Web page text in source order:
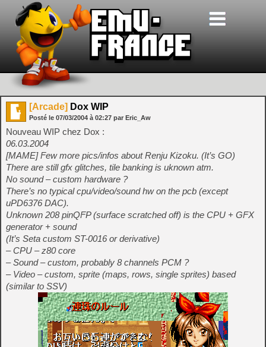
[Arcade] Dox WIP
Posté le 07/03/2004 à 02:27 par Eric_Aw
Nouveau WIP chez Dox :
06.03.2004
[MAME] Few more pics/infos about Renju Kizoku. (It’s GO)
There are still gfx glitches, tile banking is uknown atm.
No sound – custom hardware ?
There’s no typical cpu/video/sound hw on the pcb (except
uPD6376 DAC).
Unknown 208 pinQFP (surface scratched off) is the CPU + GFX
generator + sound
(It’s Seta custom ST-0016 or derivative)
– CPU – z80 core
– Sound – custom, probably 8 channels PCM ?
– Video – custom, sprite (maps, rows, single sprites) based
(similar to SSV)